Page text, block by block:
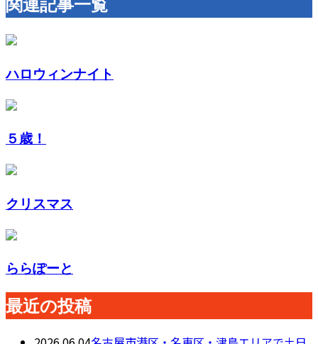
ハロウィンナイト
５歳！
クリスマス
ららぽーと
最近の投稿